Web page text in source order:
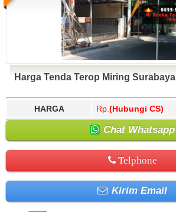
Harga Tenda Terop Miring Surabaya
HARGA Rp. (Hubungi CS)
Chat Whatsapp
Telphone
Kirim Email